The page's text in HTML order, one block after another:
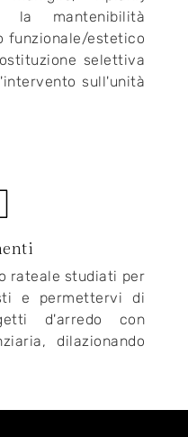
la mantenibilità
funzionale/estetico
selettiva
sull'unità
rateale studiati per
e permettervi di
d'arredo con
dilazionando